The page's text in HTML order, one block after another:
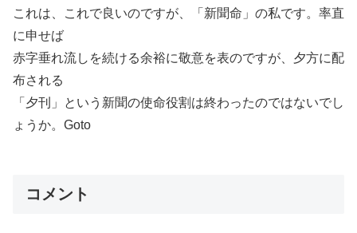
これは、これで良いのですが、「新聞命」の私です。率直
に申せば
赤字垂れ流しを続ける余裕に敬意を表のですが、夕方に配
布される
「夕刊」という新聞の使命役割は終わったのではないでし
ょうか。Goto
コメント